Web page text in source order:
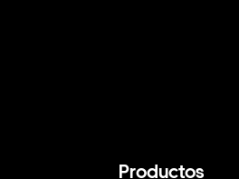
Productos